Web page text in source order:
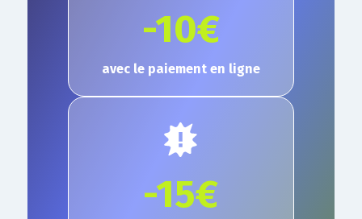
-10€
avec le paiement en ligne
-15€